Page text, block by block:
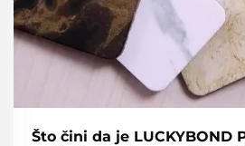
Što čini da je LUCKYBOND